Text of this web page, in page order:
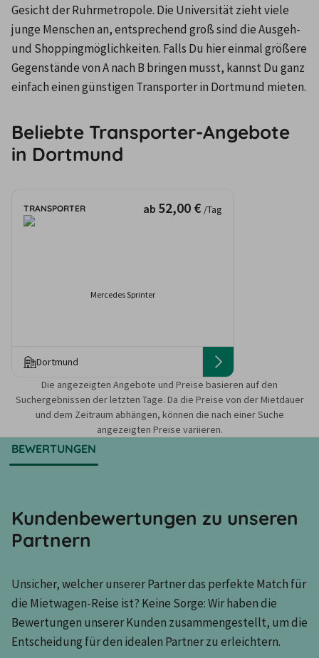
Gesicht der Ruhrmetropole. Die Universität zieht viele
junge Menschen an, entsprechend groß sind die Ausgeh-
und Shoppingmöglichkeiten. Falls Du hier einmal größere
Gegenstände von A nach B bringen musst, kannst Du ganz
einfach einen günstigen Transporter in Dortmund mieten.
Beliebte Transporter-Angebote
in Dortmund
TRANSPORTER ab 52,00 € /Tag
Mercedes Sprinter
Dortmund
Die angezeigten Angebote und Preise basieren auf den
Suchergebnissen der letzten Tage. Da die Preise von der Mietdauer
und dem Zeitraum abhängen, können die nach einer Suche
angezeigten Preise variieren.
BEWERTUNGEN
Kundenbewertungen zu unseren
Partnern
Unsicher, welcher unserer Partner das perfekte Match für
die Mietwagen-Reise ist? Keine Sorge: Wir haben die
Bewertungen unserer Kunden zusammengestellt, um die
Entscheidung für den idealen Partner zu erleichtern.